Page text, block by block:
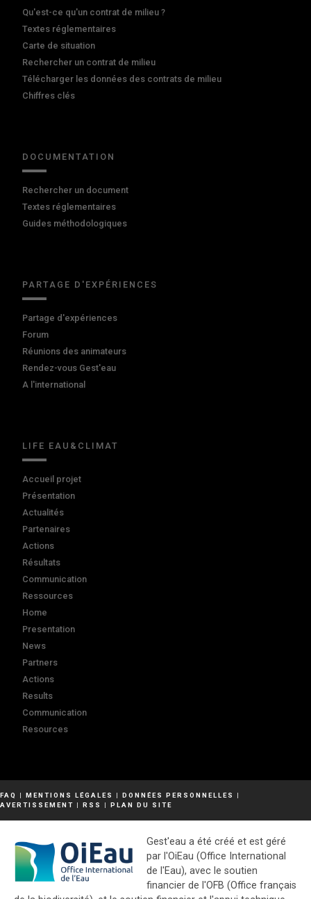
Qu'est-ce qu'un contrat de milieu ?
Textes réglementaires
Carte de situation
Rechercher un contrat de milieu
Télécharger les données des contrats de milieu
Chiffres clés
DOCUMENTATION
Rechercher un document
Textes réglementaires
Guides méthodologiques
PARTAGE D'EXPÉRIENCES
Partage d'expériences
Forum
Réunions des animateurs
Rendez-vous Gest'eau
A l'international
LIFE EAU&CLIMAT
Accueil projet
Présentation
Actualités
Partenaires
Actions
Résultats
Communication
Ressources
Home
Presentation
News
Partners
Actions
Results
Communication
Resources
FAQ | MENTIONS LÉGALES | DONNÉES PERSONNELLES
|
AVERTISSEMENT | RSS | PLAN DU SITE
Gest'eau a été créé et est géré
par l'OiEau (Office International
de l'Eau), avec le soutien
financier de l'OFB (Office français